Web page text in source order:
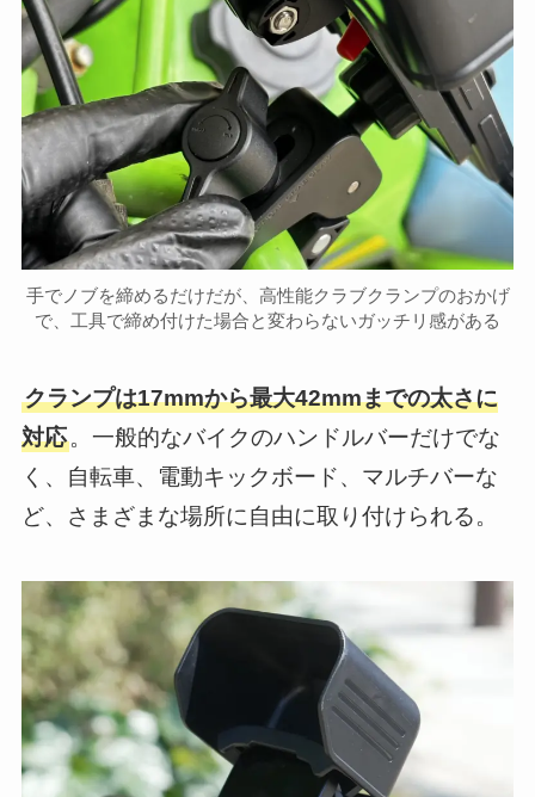
手でノブを締めるだけだが、高性能クラブクランプのおかげ
で、工具で締め付けた場合と変わらないガッチリ感がある
クランプは17mmから最大42mmまでの太さに
対応。一般的なバイクのハンドルバーだけでな
く、自転車、電動キックボード、マルチバーな
ど、さまざまな場所に自由に取り付けられる。